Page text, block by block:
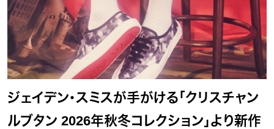
ジェイデン・スミスが手がける「クリスチャン
ルブタン 2026年秋冬コレクション」より新作